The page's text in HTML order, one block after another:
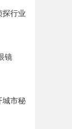
探行业
镜
城市秘